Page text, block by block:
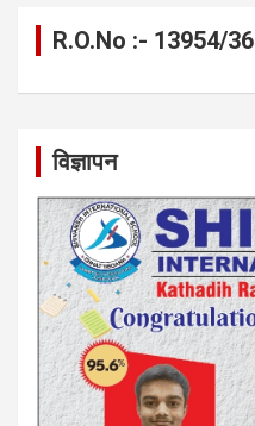
R.O.No :- 13954/36
विज्ञापन